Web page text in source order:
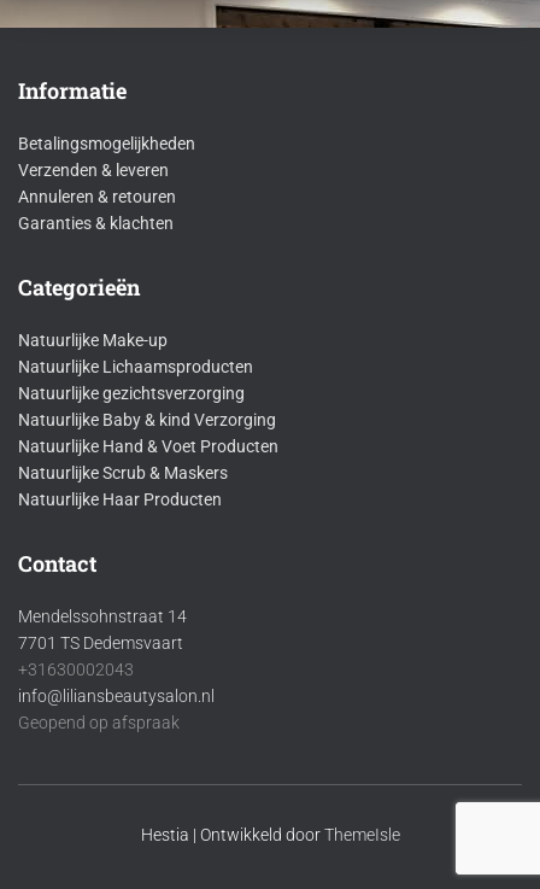
Informatie
Betalingsmogelijkheden
Verzenden & leveren
Annuleren & retouren
Garanties & klachten
Categorieën
Natuurlijke Make-up
Natuurlijke Lichaamsproducten
Natuurlijke gezichtsverzorging
Natuurlijke Baby & kind Verzorging
Natuurlijke Hand & Voet Producten
Natuurlijke Scrub & Maskers
Natuurlijke Haar Producten
Contact
Mendelssohnstraat 14
7701 TS Dedemsvaart
+31630002043
info@liliansbeautysalon.nl
Geopend op afspraak
Hestia | Ontwikkeld doorThemeIsle